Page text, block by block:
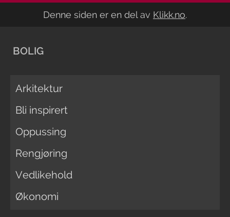
Denne siden er en del av Klikk.no.
BOLIG
Arkitektur
Bli inspirert
Oppussing
Rengjøring
Vedlikehold
Økonomi